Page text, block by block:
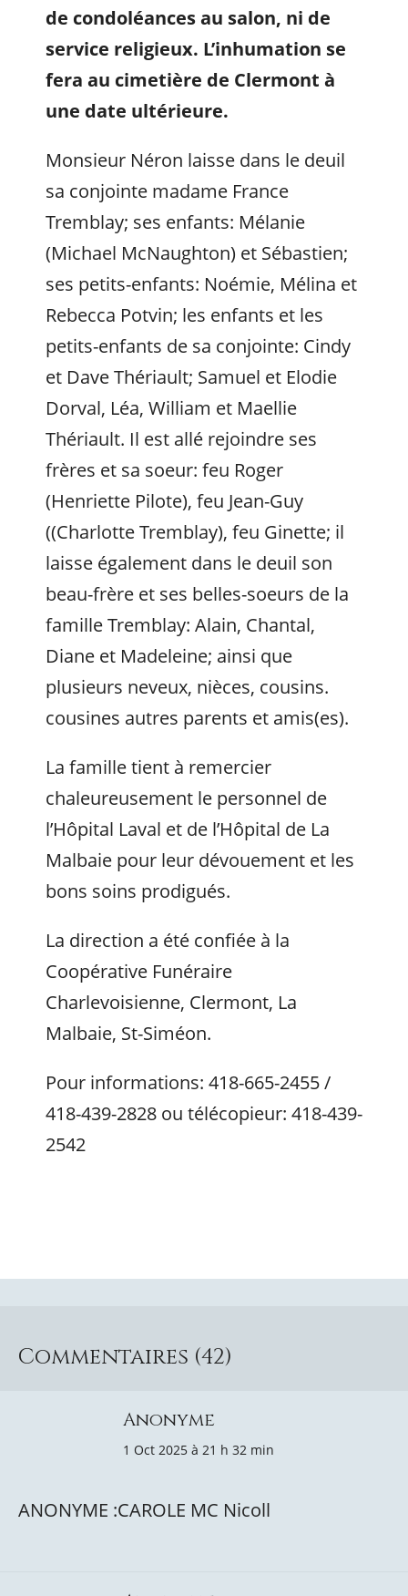
de condoléances au salon, ni de
service religieux. L’inhumation se
fera au cimetière de Clermont à
une date ultérieure.
Monsieur Néron laisse dans le deuil
sa conjointe madame France
Tremblay; ses enfants: Mélanie
(Michael McNaughton) et Sébastien;
ses petits-enfants: Noémie, Mélina et
Rebecca Potvin; les enfants et les
petits-enfants de sa conjointe: Cindy
et Dave Thériault; Samuel et Elodie
Dorval, Léa, William et Maellie
Thériault. Il est allé rejoindre ses
frères et sa soeur: feu Roger
(Henriette Pilote), feu Jean-Guy
((Charlotte Tremblay), feu Ginette; il
laisse également dans le deuil son
beau-frère et ses belles-soeurs de la
famille Tremblay: Alain, Chantal,
Diane et Madeleine; ainsi que
plusieurs neveux, nièces, cousins.
cousines autres parents et amis(es).
La famille tient à remercier
chaleureusement le personnel de
l’Hôpital Laval et de l’Hôpital de La
Malbaie pour leur dévouement et les
bons soins prodigués.
La direction a été confiée à la
Coopérative Funéraire
Charlevoisienne, Clermont, La
Malbaie, St-Siméon.
Pour informations: 418-665-2455 /
418-439-2828 ou télécopieur: 418-439-
2542
Commentaires (42)
Anonyme
1 Oct 2025 à 21 h 32 min
ANONYME :CAROLE MC Nicoll